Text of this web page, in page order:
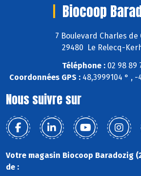
Biocoop
7 Boulevard Charles de
29480 Le Relecq-
Téléphone :02 98 89
Coordonnées GPS :48,3999104 ° , -
Nous suivre sur
Votre magasin Biocoop Baradozig
de :